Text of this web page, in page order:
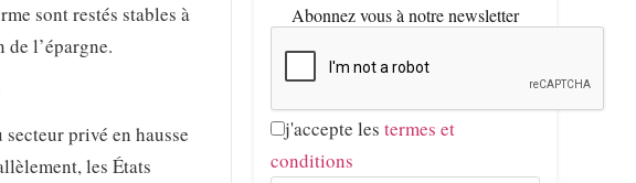
sont restés stables à
l’épargne.
privé en hausse
les États
Abonnez vous à notre newsletter
j'accepte les termes et
conditions